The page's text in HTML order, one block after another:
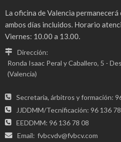
La oficina de Valencia
ambos días incluidos. Horario
Viernes: 10.00 a 13.00.
Dirección:
Ronda Isaac Peral y Caballero, 5 -
(Valencia)
Secretaria, árbitros y formación:
JJDDMM/Tecnificación: 96 136
EEDDMM: 96 136 78 08
Email: fvbcvdv@fvbcv.com